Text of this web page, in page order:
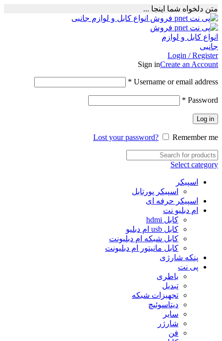
متن دلخواه شما اینجا ...
Login / Register
Sign inCreate an Account
Username or email address
*
Password
*
Log in
Lost your password? Remember me
Select category
اسپیکر
اسپیکر پورتابل
اسپیکر حرفه ای
ام دبلیو نت
کابل hdmi
کابل usb ام دبلیو
کابل شبکه ام دبلیونت
کابل مانیتور ام دبلیونت
پنکه شارژی
پی نت
باطری
تبدیل
تجهیزات شبکه
دیتاسوئیچ
سایر
شارژر
فن